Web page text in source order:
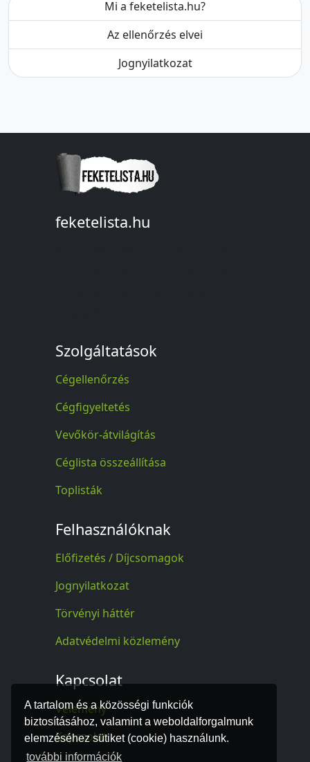
A tartalom és a közösségi funkciók
biztosításához, valamint a weboldalforgalmunk
elemzéséhez sütiket (cookie) használunk.
további információk
Mi a feketelista.hu?
Az ellenőrzés elvei
Jognyilatkozat
feketelista.hu
Szolgáltatások
Cégellenőrzés
Cégfigyeltetés
Vevőkör-átvilágítás
Céglista összeállítása
Toplisták
Felhasználóknak
Előfizetés / Díjcsomagok
Jognyilatkozat
Törvényi háttér
Adatvédelmi közlemény
Kapcsolat
Vélemény
Kapcsolat